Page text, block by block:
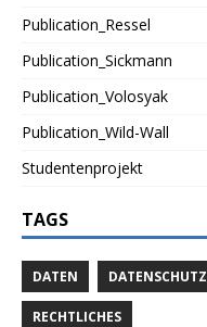
Publication_Ressel
Publication_Sickmann
Publication_Volosyak
Publication_Wild-Wall
Studentenprojekt
TAGS
DATEN DATENSCHUTZ
RECHTLICHES